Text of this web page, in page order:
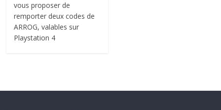
vous proposer de
remporter deux codes de
ARROG, valables sur
Playstation 4